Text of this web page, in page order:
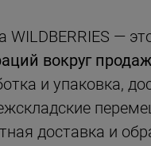
WILDBERRIES —
вокруг
и упаковка,
доставка и